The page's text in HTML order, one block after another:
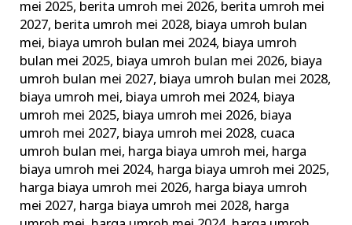
mei 2025, berita umroh mei 2026, berita umroh mei
2027, berita umroh mei 2028, biaya umroh bulan
mei, biaya umroh bulan mei 2024, biaya umroh
bulan mei 2025, biaya umroh bulan mei 2026, biaya
umroh bulan mei 2027, biaya umroh bulan mei 2028,
biaya umroh mei, biaya umroh mei 2024, biaya
umroh mei 2025, biaya umroh mei 2026, biaya
umroh mei 2027, biaya umroh mei 2028, cuaca
umroh bulan mei, harga biaya umroh mei, harga
biaya umroh mei 2024, harga biaya umroh mei 2025,
harga biaya umroh mei 2026, harga biaya umroh
mei 2027, harga biaya umroh mei 2028, harga